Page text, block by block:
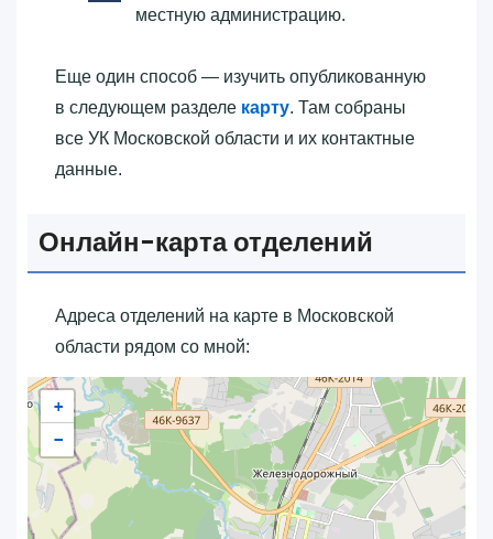
местную администрацию.
Еще один способ — изучить опубликованную
в следующем разделе карту. Там собраны
все УК Московской области и их контактные
данные.
Онлайн-карта отделений
Адреса отделений на карте в Московской
области рядом со мной:
+
−